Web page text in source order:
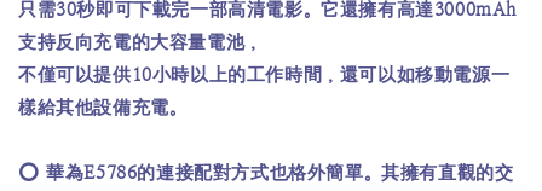
只需30秒即可下載完一部高清電影。它還擁有高達3000mAh
支持反向充電的大容量電池，
不僅可以提供10小時以上的工作時間，還可以如移動電源一
樣給其他設備充電。
⭕️ 華為E5786的連接配對方式也格外簡單。其擁有直觀的交